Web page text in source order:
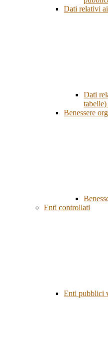
Dati relativi
Dati
tabelle)
Benessere
Enti controllati
Enti pubblici